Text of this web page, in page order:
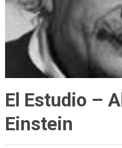
El Estudio –
Einstein